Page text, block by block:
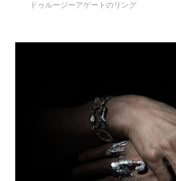
ドゥルージーアゲートのリング